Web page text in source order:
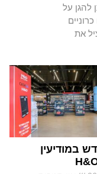
להגן על
את
במודיעין